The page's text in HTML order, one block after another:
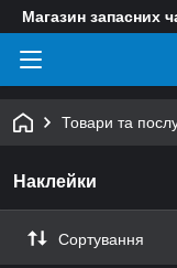
Магазин запасних
Товари та
Наклейки
Сортування